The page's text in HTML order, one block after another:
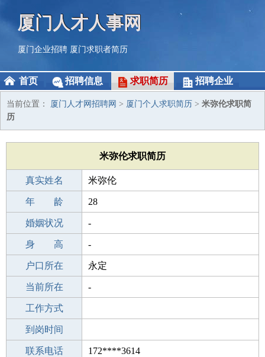
厦门人才人事网
厦门企业招聘 厦门求职者简历
首页 招聘信息 求职简历 招聘企业
当前位置： 厦门人才网招聘网 > 厦门个人求职简历 > 米弥伦求职简
历
米弥伦求职简历
真实姓名 米弥伦
性 别 男
年 龄 28
出生年月 1998-07-29
婚姻状况 -
学 历 专科
身 高 -
毕业学校 专科
户口所在 永定
所学专业 -
当前所在 -
工作经验
工作方式
驾 照
到岗时间
期望月薪
联系电话 172****3614